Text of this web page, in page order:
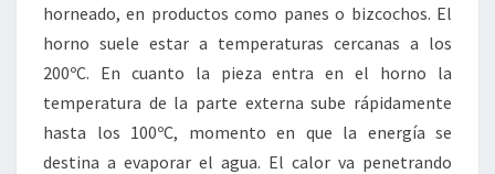
horneado, en productos como panes o bizcochos. El
horno suele estar a temperaturas cercanas a los
200ºC. En cuanto la pieza entra en el horno la
temperatura de la parte externa sube rápidamente
hasta los 100ºC, momento en que la energía se
destina a evaporar el agua. El calor va penetrando